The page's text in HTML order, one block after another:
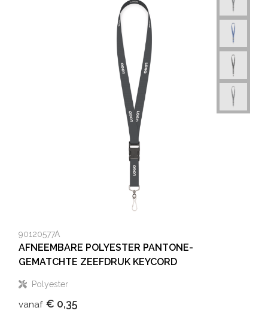
90120577A
AFNEEMBARE POLYESTER PANTONE-
GEMATCHTE ZEEFDRUK KEYCORD
Polyester
vanaf € 0,35